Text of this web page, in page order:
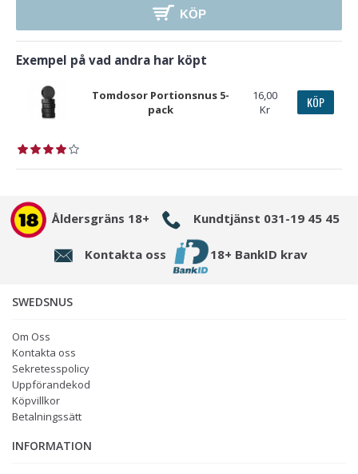
KÖP
Exempel på vad andra har köpt
Tomdosor Portionsnus 5-
pack
16,00
Kr
KÖP
Åldersgräns 18+ Kundtjänst 031-19 45 45
Kontakta oss 18+ BankID krav
SWEDSNUS
Om Oss
Kontakta oss
Sekretesspolicy
Uppförandekod
Köpvillkor
Betalningssätt
INFORMATION